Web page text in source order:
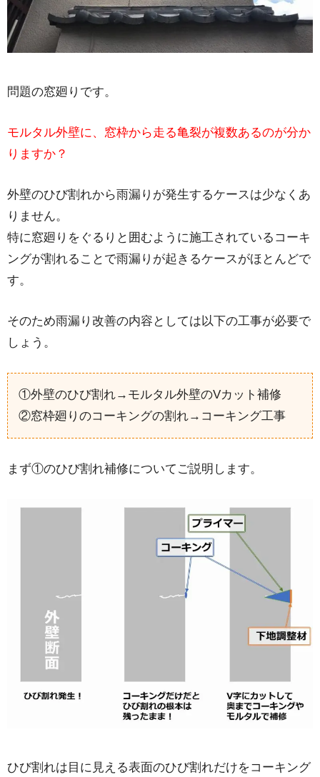
問題の窓廻りです。
モルタル外壁に、窓枠から走る亀裂が複数あるのが分か
りますか？
外壁のひび割れから雨漏りが発生するケースは少なくあ
りません。
特に窓廻りをぐるりと囲むように施工されているコーキ
ングが割れることで雨漏りが起きるケースがほとんどで
す。
そのため雨漏り改善の内容としては以下の工事が必要で
しょう。
①外壁のひび割れ→モルタル外壁のVカット補修
②窓枠廻りのコーキングの割れ→コーキング工事
まず①のひび割れ補修についてご説明します。
ひび割れは目に見える表面のひび割れだけをコーキング